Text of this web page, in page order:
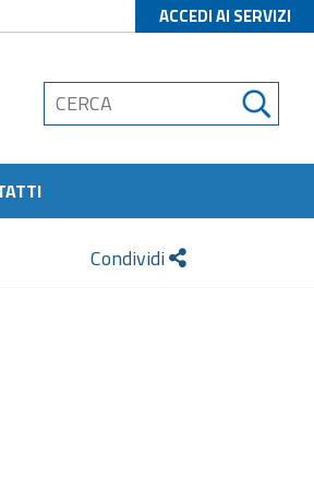
ACCEDI AI SERVIZI
Condividi